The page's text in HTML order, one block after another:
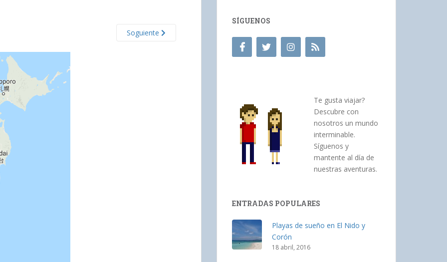
Soguiente
SÍGUENOS
Te gusta viajar?
Descubre con
nosotros un mundo
interminable.
Síguenos y
mantente al día de
nuestras aventuras.
ENTRADAS POPULARES
Playas de sueño en El Nido y
Corón
18 abril, 2016